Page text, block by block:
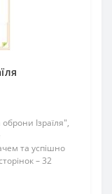
Ізраїля",
та успішно
– 32